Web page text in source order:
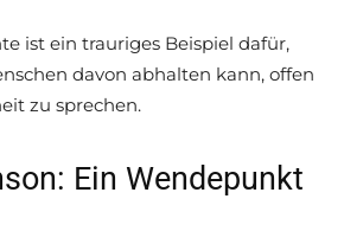
ist ein trauriges Beispiel dafür,
davon abhalten kann, offen
zu sprechen.
Ein Wendepunkt